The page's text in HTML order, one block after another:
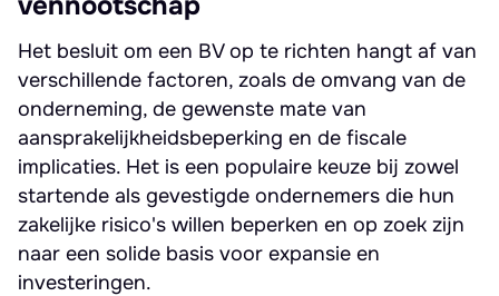
Het besluit om een BV op te richten hangt af van
verschillende factoren, zoals de omvang van de
onderneming, de gewenste mate van
aansprakelijkheidsbeperking en de fiscale
implicaties. Het is een populaire keuze bij zowel
startende als gevestigde ondernemers die hun
zakelijke risico's willen beperken en op zoek zijn
naar een solide basis voor expansie en
investeringen.